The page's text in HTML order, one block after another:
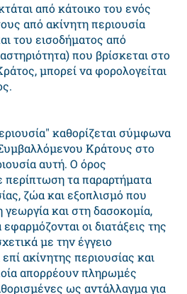
από κάτοικο του ενός
από ακίνητη περιουσία
του εισοδήματος από
που βρίσκεται στο
μπορεί να φορολογείται
καθορίζεται σύμφωνα
Κράτους στο
αυτή. Ο όρος
περίπτωση τα παραρτήματα
ζώα και εξοπλισμό που
γεωργία και στη δασοκομία,
οι διατάξεις της
με την έγγειο
επί ακίνητης περιουσίας και
απορρέουν πληρωμές
ως αντάλλαγμα για